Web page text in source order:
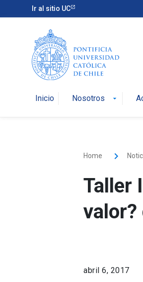
Ir al sitio UC
Inicio Nosotros arrow_drop_down
Home
Taller
valor?
abril 6, 2017